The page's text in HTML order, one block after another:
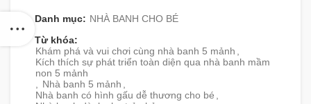
Danh mục: NHÀ BANH CHO BÉ
Từ khóa:
Khám phá và vui chơi cùng nhà banh 5 mảnh ,
Kích thích sự phát triển toàn diện qua nhà banh mầm
non 5 mảnh
, Nhà banh 5 mảnh ,
Nhà banh có hình gấu dễ thương cho bé ,